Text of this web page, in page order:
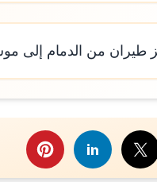
من الدمام إلى موسكو